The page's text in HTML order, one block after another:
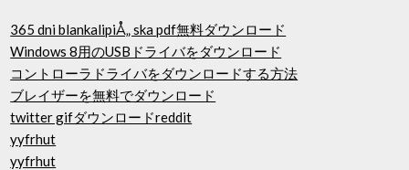
365 dni blankalipiÅ„ ska pdf無料ダウンロード
Windows 8用のUSBドライバをダウンロード
コントローラドライバをダウンロードする方法
ブレイザーを無料でダウンロード
twitter gifダウンロードreddit
yyfrhut
yyfrhut